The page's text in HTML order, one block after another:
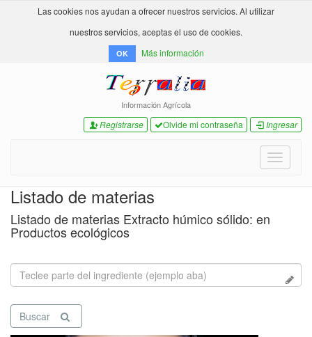
Las cookies nos ayudan a ofrecer nuestros servicios. Al utilizar
nuestros servicios, aceptas el uso de cookies.
OK Más información
Información Agrícola
Registrarse Olvide mi contraseña Ingresar
Toggle
Listado de materias
Listado de materias Extracto húmico sólido: en
Productos ecológicos
Buscar